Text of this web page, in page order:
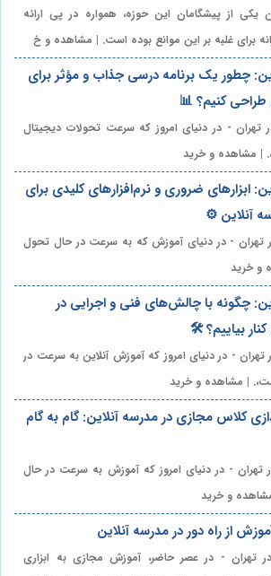
یکی از پیشگامان این حوزه، همواره در پی ارائه
برای غلبه بر این موانع بوده است. | مشاهده و خ
چطور یک برنامه درسی جذاب و مؤثر برای
طراحی کنیم؟ 📊
تهران - در دنیای امروز که سرعت تحولات دیجیتال
| مشاهده و خرید
ابزارهای ضروری و نرم‌افزارهای کلیدی برای
آنلاین ⚙️
تهران - در دنیای آموزش که به سرعت در حال تحول
و خرید
چگونه با چالش‌های فنی و اجرایی در
بیاییم؟ 🛠️
تهران - در دنیای امروز که آموزش آنلاین به سرعت در
| مشاهده و خرید
کلاس مجازی در مدرسه آنلاین: گام به گام
تهران - در دنیای امروز که آموزش به سرعت در حال
و خرید
از راه دور در مدرسه آنلاین
تهران - در عصر حاضر، آموزش مجازی به ابزاری